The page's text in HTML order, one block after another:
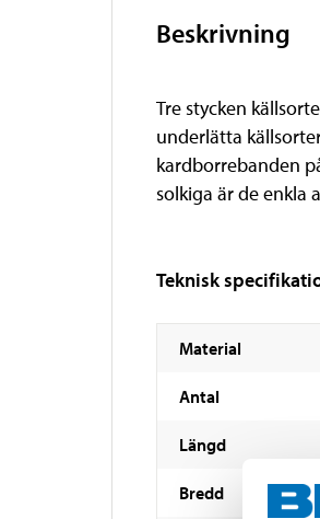
Beskrivning
Tre stycken
underlätta
kardborrebanden
solkiga är de enkla
Teknisk
Material
Antal
Längd
Bredd